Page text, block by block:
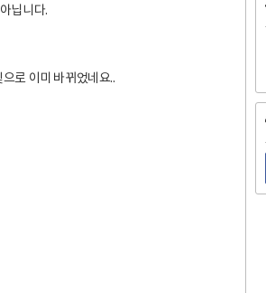
닙니다.
로 이미 바뀌었네요..